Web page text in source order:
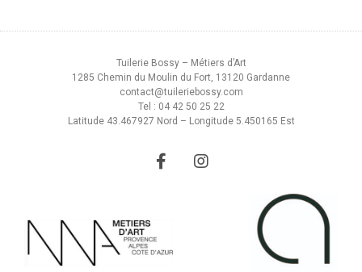
Tuilerie Bossy – Métiers d’Art
1285 Chemin du Moulin du Fort, 13120 Gardanne
contact@tuileriebossy.com
Tel : 04 42 50 25 22
Latitude 43.467927 Nord – Longitude 5.450165 Est